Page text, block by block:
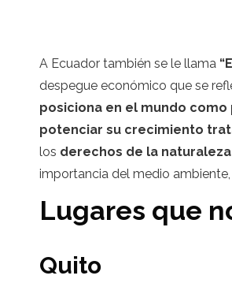
A Ecuador también se le llama
despegue económico que se
posiciona en el mundo
potenciar su crecimiento
los derechos de la
importancia del medio
Lugares que
Quito